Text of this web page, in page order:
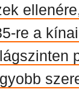
re a